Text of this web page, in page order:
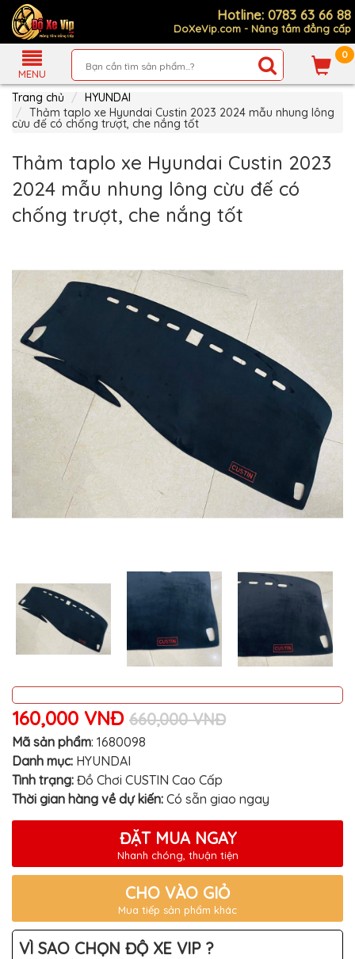
Hotline: 0783 63 66 88
DoXeVip.com - Nâng tầm đẳng cấp
MENU
0
Giới
Thiệu
Sản
Phẩm
Dẫn
Mua
Chính
Sách
Thanh
Tin
Liên
hệ
MUA
NHIỀU
TOYOTA
HONDA
SUBARU
VOLKSWAGEN
MERCEDES
FORD
MITSUBISHI
BMW
VOLVO
SUZUKI
MINI
COOPER
Trang chủ
HYUNDAI
Thảm taplo xe Hyundai Custin 2023 2024 mẫu nhung lông
cừu đế có chống trượt, che nắng tốt
Thảm taplo xe Hyundai Custin 2023
2024 mẫu nhung lông cừu đế có
chống trượt, che nắng tốt
160,000 VNĐ 660,000 VNĐ
Mã sản phẩm: 1680098
Danh mục: HYUNDAI
Tình trạng: Đồ Chơi CUSTIN Cao Cấp
Thời gian hàng về dự kiến: Có sẵn giao ngay
ĐẶT MUA NGAY
Nhanh chóng, thuận tiện
CHO VÀO GIỎ
Mua tiếp sản phẩm khác
VÌ SAO CHỌN ĐỘ XE VIP ?